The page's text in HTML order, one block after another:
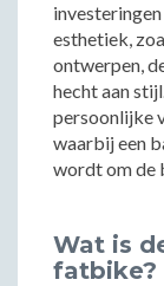
esthetiek,
ontwerpen,
hecht aan
persoonlijke
waarbij een
wordt om de
Wat is
fatbike?